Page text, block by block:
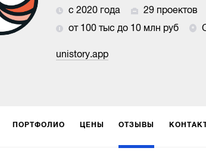
VR/AR
с 2020 года
29 проектов
от 100 тыс до 10 млн руб
unistory.app
ПОРТФОЛИО ЦЕНЫ ОТЗЫВЫ